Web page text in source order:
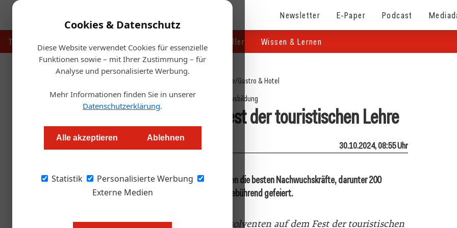
Cookies & Datenschutz
Diese Website verwendet Cookies für essenzielle
Funktionen sowie – mit Ihrer Zustimmung – für
Analyse und personalisierte Werbung.
Mehr Informationen finden Sie in unserer
Datenschutzerklärung.
Alle akzeptieren Ablehnen
Statistik
Personalisierte Werbung
Externe Medien
Newsletter E-Paper Podcast
Touristik Handel & Hersteller Wissen & Lernen
Startseite/Gastro & Hotel
Ausbildung
Salzburg feierte das Fest der touristischen Lehre
Alexander Tempelmayr 30.10.2024, 08:55 Uhr
Beim „Fest der touristischen Lehre 2024“ wurden die besten Nachwuchskräfte, darunter 200
Lehrlinge und zahlreiche Diplomabsolventen, gebührend gefeiert.
Bild oben: Große Freude bei den Absolventen auf dem Fest der touristischen